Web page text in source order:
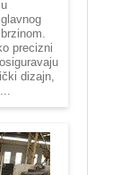
precizni
dizajn,